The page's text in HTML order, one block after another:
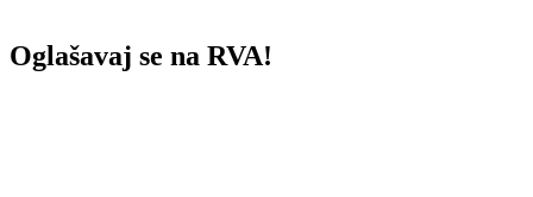
Oglašavaj se na RVA!